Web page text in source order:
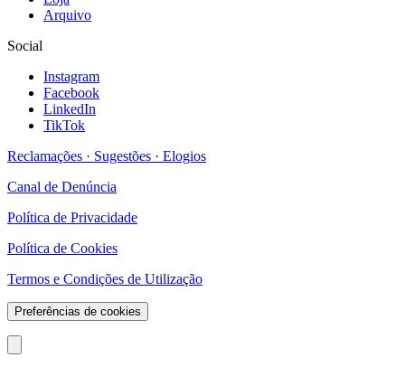
Arquivo
Social
Instagram
Facebook
LinkedIn
TikTok
Reclamações · Sugestões · Elogios
Canal de Denúncia
Política de Privacidade
Política de Cookies
Termos e Condições de Utilização
Preferências de cookies